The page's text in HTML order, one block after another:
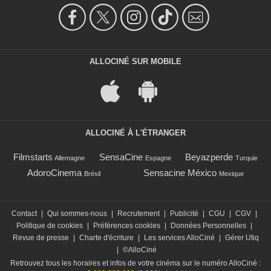
ALLOCINÉ SUR MOBILE
ALLOCINÉ À L'ÉTRANGER
Filmstarts Allemagne SensaCine Espagne Beyazperde Turquie
AdoroCinema Brésil Sensacine México Mexique
Contact Qui sommes-nous Recrutement Publicité CGU CGV
Politique de cookies
Préférences cookies Données Personnelles
Revue de presse
Charte d'écriture Les services AlloCiné
Gérer Utiq
©AlloCiné
Retrouvez tous les horaires et infos de votre cinéma sur le numéro AlloCiné :